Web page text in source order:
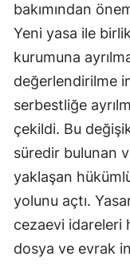
bakımından
Yeni yasa ile
kurumuna
değerlendirilme
serbestliğe
çekildi. Bu
süredir bulunan
yaklaşan
yolunu açtı.
cezaevi idareleri
dosya ve evrak